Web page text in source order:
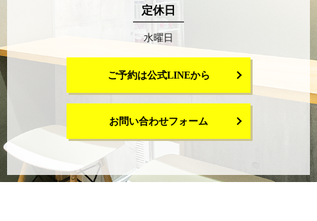
定休日
水曜日
ご予約は公式LINEから
お問い合わせフォーム